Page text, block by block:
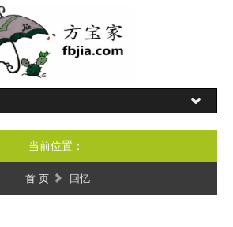
当前位置：
首 页 回忆